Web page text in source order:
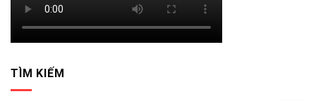
TÌM KIẾM